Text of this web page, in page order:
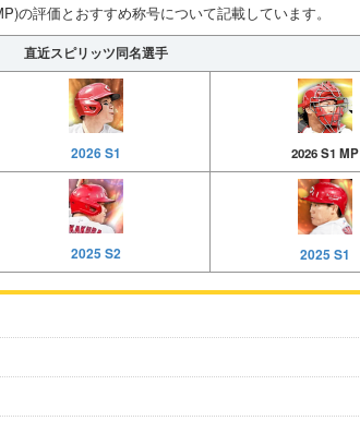
の評価とおすすめ称号について記載しています。
直近スピリッツ同名選手
2026 S1 2026 S1 MP
2025 S2 2025 S1